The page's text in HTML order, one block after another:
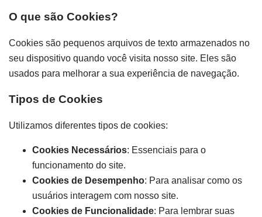
O que são Cookies?
Cookies são pequenos arquivos de texto armazenados no
seu dispositivo quando você visita nosso site. Eles são
usados para melhorar a sua experiência de navegação.
Tipos de Cookies
Utilizamos diferentes tipos de cookies:
Cookies Necessários: Essenciais para o
funcionamento do site.
Cookies de Desempenho: Para analisar como os
usuários interagem com nosso site.
Cookies de Funcionalidade: Para lembrar suas